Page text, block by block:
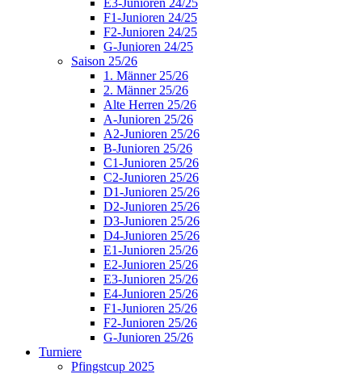
E3-Junioren 24/25
F1-Junioren 24/25
F2-Junioren 24/25
G-Junioren 24/25
Saison 25/26
1. Männer 25/26
2. Männer 25/26
Alte Herren 25/26
A-Junioren 25/26
A2-Junioren 25/26
B-Junioren 25/26
C1-Junioren 25/26
C2-Junioren 25/26
D1-Junioren 25/26
D2-Junioren 25/26
D3-Junioren 25/26
D4-Junioren 25/26
E1-Junioren 25/26
E2-Junioren 25/26
E3-Junioren 25/26
E4-Junioren 25/26
F1-Junioren 25/26
F2-Junioren 25/26
G-Junioren 25/26
Turniere
Pfingstcup 2025